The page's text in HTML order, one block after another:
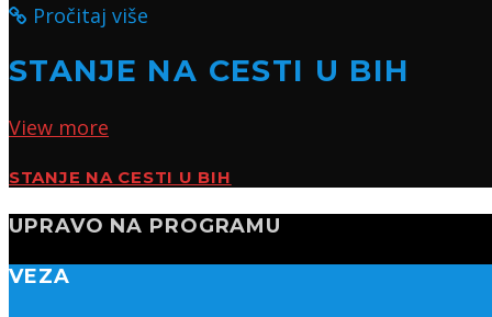
Pročitaj više
STANJE NA CESTI U BIH
View more
STANJE NA CESTI U BIH
UPRAVO NA PROGRAMU
VEZA